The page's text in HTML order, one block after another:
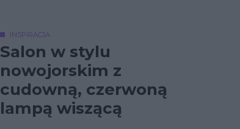
INSPIRACJA
Salon w stylu
nowojorskim z
cudowną, czerwoną
lampą wiszącą